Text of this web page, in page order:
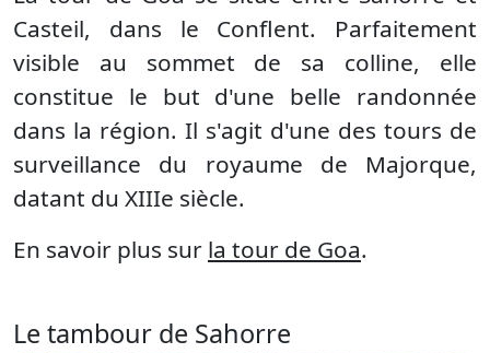
Casteil, dans le Conflent. Parfaitement
visible au sommet de sa colline, elle
constitue le but d'une belle randonnée
dans la région. Il s'agit d'une des tours de
surveillance du royaume de Majorque,
datant du XIIIe siècle.
En savoir plus sur la tour de Goa.
Le tambour de Sahorre